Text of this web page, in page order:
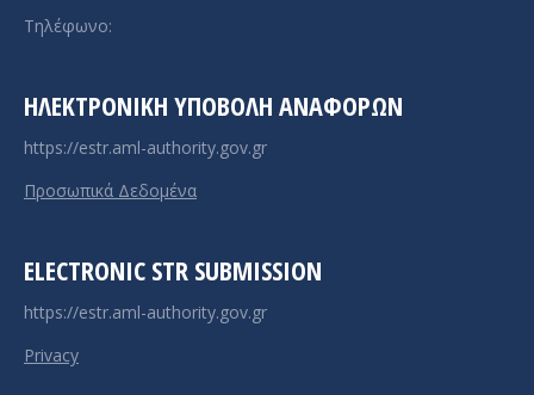
Τηλέφωνο:
ΗΛΕΚΤΡΟΝΙΚΉ ΥΠΟΒΟΛΉ ΑΝΑΦΟΡΏΝ
https://estr.aml-authority.gov.gr
Προσωπικά Δεδομένα
ELECTRONIC STR SUBMISSION
https://estr.aml-authority.gov.gr
Privacy